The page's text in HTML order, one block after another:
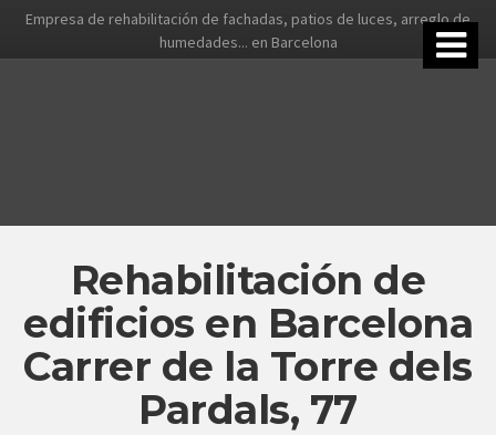
Empresa de rehabilitación de fachadas, patios de luces, arreglo de
humedades... en Barcelona
Rehabilitación de
edificios en Barcelona
Carrer de la Torre dels
Pardals, 77